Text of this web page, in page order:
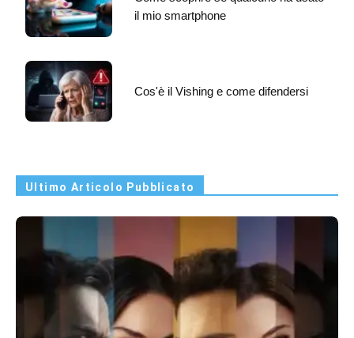
il mio smartphone
Cos'è il Vishing e come difendersi
Ultimo Articolo Pubblicato